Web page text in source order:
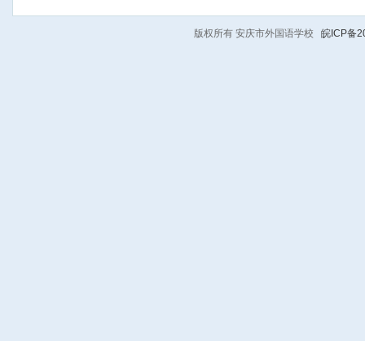
版权所有 安庆市外国语学校 皖ICP备